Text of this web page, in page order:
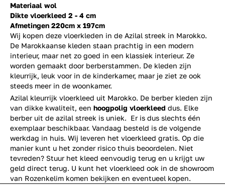
Materiaal wol
Dikte vloerkleed 2 - 4 cm
Afmetingen 220cm x 197cm
Wij kopen deze vloerkleden in de Azilal streek in Marokko.
De Marokkaanse kleden staan prachtig in een modern
interieur, maar net zo goed in een klassiek interieur. Ze
worden gemaakt door berberstammen. De kleden zijn
kleurrijk, leuk voor in de kinderkamer, maar je ziet ze ook
steeds meer in de woonkamer.
Azilal kleurrijk vloerkleed uit Marokko. De berber kleden zijn
van dikke kwaliteit, een hoogpolig vloerkleed dus. Elke
berber uit de azilal streek is uniek. Er is dus slechts één
exemplaar beschikbaar. Vandaag besteld is de volgende
werkdag in huis. Wij leveren het vloerkleed gratis. Op die
manier kunt u het zonder risico thuis beoordelen. Niet
tevreden? Stuur het kleed eenvoudig terug en u krijgt uw
geld direct terug. U kunt het vloerkleed ook in de showroom
van Rozenkelim komen bekijken en eventueel kopen.